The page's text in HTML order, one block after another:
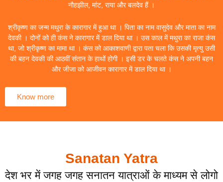
नौहझील, मांट, राया और बलदेव हैं ।
श्रीकृष्ण का जन्म मथुरा के कारागार में हुआ था । पिता का नाम वासुदेव और माता का नाम
देवकी । दोनों को ही कंस ने कारागार में डाल दिया था । उस काल में मथुरा का राजा कंस
था, जो श्रीकृष्ण का मामा था । कंस को आकाशवाणी द्वारा पता चला कि उसकी मृत्यु उसी
की बहन देवकी की आठवीं संतान के हाथों होगी । इसी डर के चलते कंस ने अपनी बहन
और जीजा को आजीवन कारागार में डाल दिया था ।
Know more
Sanatan Yatra
देश भर में जगह जगह सनातन यात्राओं के माध्यम से लोगो